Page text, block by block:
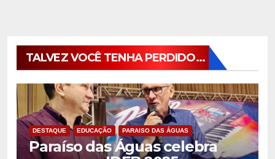
TALVEZ VOCÊ TENHA PERDIDO...
DESTAQUE EDUCAÇÃO PARAISO DAS ÁGUAS
Paraíso das Águas celebra